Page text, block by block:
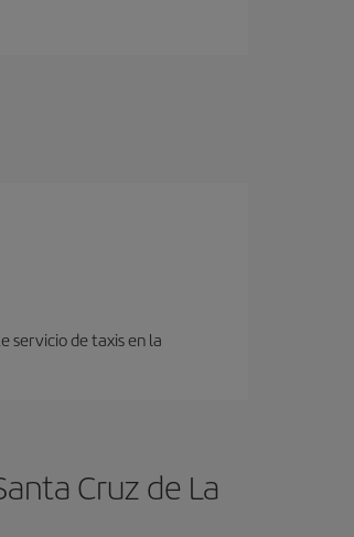
servicio de taxis en la
Cruz de La